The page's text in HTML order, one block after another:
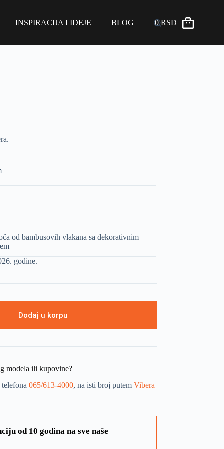
INSPIRACIJA I IDEJE BLOG 0RSD
od bambusovih vlakana sa dekorativnim
godine.
Dodaj u korpu
modela ili kupovine?
065/613-4000, na isti broj putem Vibera
od 10 godina na sve naše